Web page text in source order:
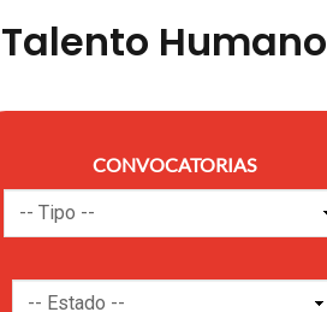
Talento Humano
CONVOCATORIAS